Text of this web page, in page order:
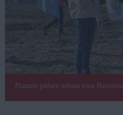
Plantare pădure urbană zona Bucovina